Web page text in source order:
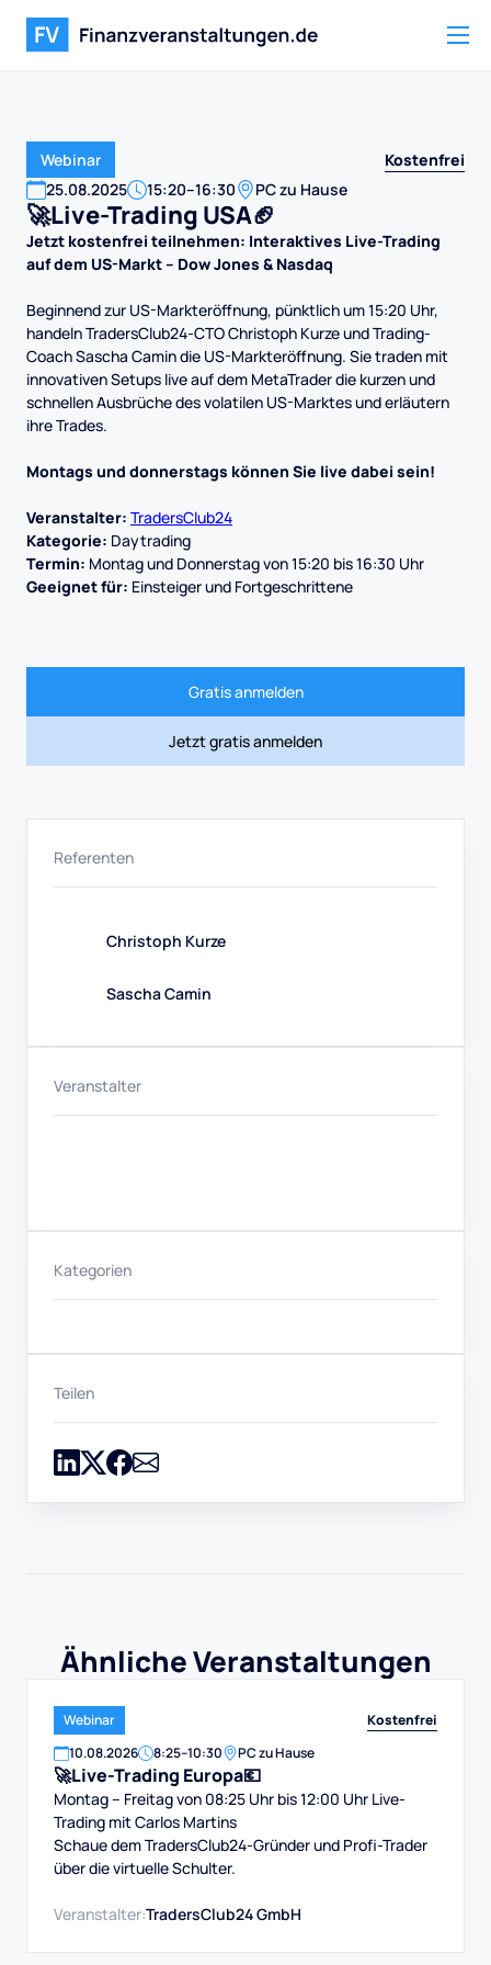
Webinar
Kostenfrei
25.08.2025 15:20–16:30 PC zu Hause
🚀Live-Trading USA🏈
Jetzt kostenfrei teilnehmen: Interaktives Live-Trading
auf dem US-Markt – Dow Jones & Nasdaq
Beginnend zur US-Markteröffnung, pünktlich um 15:20 Uhr,
handeln TradersClub24-CTO Christoph Kurze und Trading-
Coach Sascha Camin die US-Markteröffnung. Sie traden mit
innovativen Setups live auf dem MetaTrader die kurzen und
schnellen Ausbrüche des volatilen US-Marktes und erläutern
ihre Trades.
Montags und donnerstags können Sie live dabei sein!
Veranstalter: TradersClub24
Kategorie: Daytrading
Termin: Montag und Donnerstag von 15:20 bis 16:30 Uhr
Geeignet für: Einsteiger und Fortgeschrittene
Gratis anmelden
Jetzt gratis anmelden
Referenten
Christoph Kurze
Sascha Camin
Veranstalter
Kategorien
Teilen
Ähnliche Veranstaltungen
Webinar
Kostenfrei
10.08.2026 8:25–10:30 PC zu Hause
🚀Live-Trading Europa💶
Montag – Freitag von 08:25 Uhr bis 12:00 Uhr Live-
Trading mit Carlos Martins
Schaue dem TradersClub24-Gründer und Profi-Trader
über die virtuelle Schulter.
Veranstalter:TradersClub24 GmbH